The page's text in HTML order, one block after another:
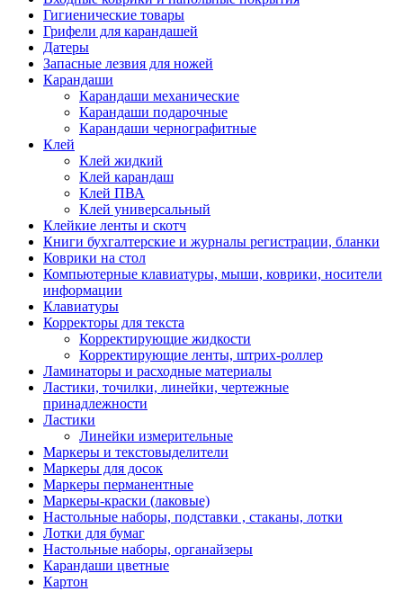
Гигиенические товары
Грифели для карандашей
Датеры
Запасные лезвия для ножей
Карандаши
Карандаши механические
Карандаши подарочные
Карандаши чернографитные
Клей
Клей жидкий
Клей карандаш
Клей ПВА
Клей универсальный
Клейкие ленты и скотч
Книги бухгалтерские и журналы регистрации, бланки
Коврики на стол
Компьютерные клавиатуры, мыши, коврики, носители
информации
Клавиатуры
Корректоры для текста
Корректирующие жидкости
Корректирующие ленты, штрих-роллер
Ламинаторы и расходные материалы
Ластики, точилки, линейки, чертежные
принадлежности
Ластики
Линейки измерительные
Маркеры и текстовыделители
Маркеры для досок
Маркеры перманентные
Маркеры-краски (лаковые)
Настольные наборы, подставки , стаканы, лотки
Лотки для бумаг
Настольные наборы, органайзеры
Карандаши цветные
Картон